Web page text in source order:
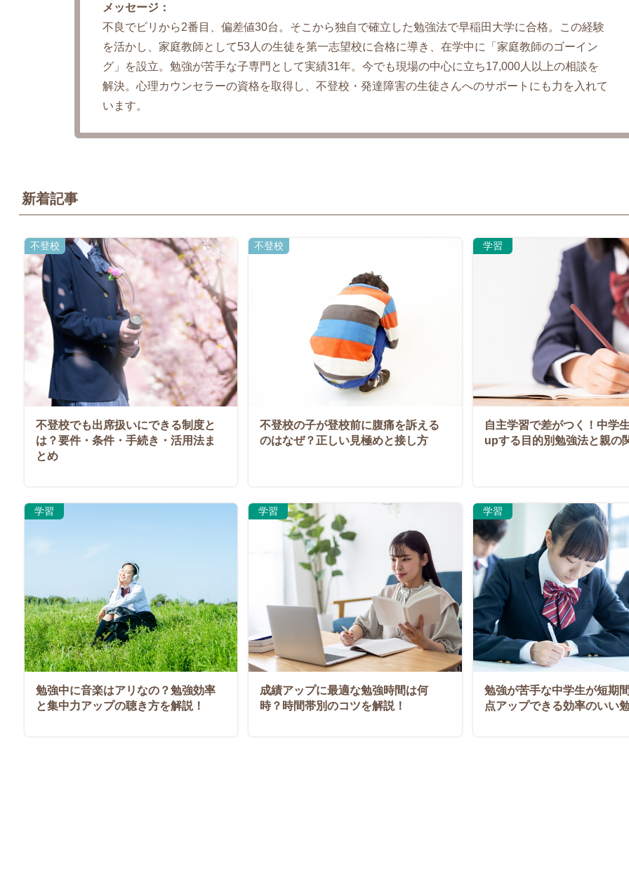
メッセージ：
不良でビリから2番目、偏差値30台。そこから独自で確立した勉強法で早稲田大学に合格。この経験
を活かし、家庭教師として53人の生徒を第一志望校に合格に導き、在学中に「家庭教師のゴーイン
グ」を設立。勉強が苦手な子専門として実績31年。今でも現場の中心に立ち17,000人以上の相談を
解決。心理カウンセラーの資格を取得し、不登校・発達障害の生徒さんへのサポートにも力を入れて
います。
新着記事
不登校でも出席扱いにできる制度と
は？要件・条件・手続き・活用法ま
とめ
不登校
不登校の子が登校前に腹痛を訴える
のはなぜ？正しい見極めと接し方
不登校
自主学習で差がつく！中学
upする目的別勉強法と親の
学習
勉強中に音楽はアリなの？勉強効率
と集中力アップの聴き方を解説！
学習
成績アップに最適な勉強時間は何
時？時間帯別のコツを解説！
学習
勉強が苦手な中学生が短期
点アップできる効率のいい
学習